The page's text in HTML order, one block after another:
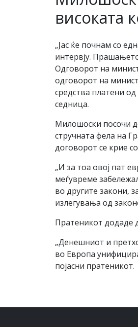
високата
„Јас ќе почнам со
интервју.
Одговорот на
одговорот на
средства платени
седница.
Милошоски посочи
стручната фела на
договорот се крие
„И за тоа овој пат
меѓувреме
во другите закони,
излегувања од
Пратеникот додаде
„Денешниот и
во Европа
појасни пратеникот.